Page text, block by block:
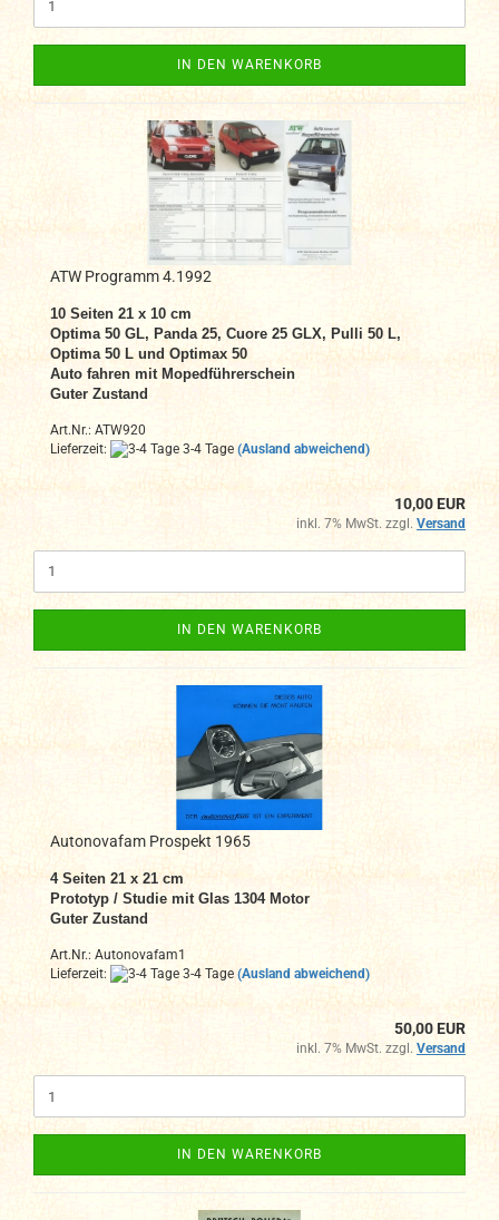
IN DEN WARENKORB
ATW Programm 4.1992
10 Seiten 21 x 10 cm
Optima 50 GL, Panda 25, Cuore 25 GLX, Pulli 50 L,
Optima 50 L und Optimax 50
Auto fahren mit Mopedführerschein
Guter Zustand
Art.Nr.: ATW920
Lieferzeit:
3-4 Tage (Ausland abweichend)
10,00 EUR
inkl. 7% MwSt. zzgl. Versand
IN DEN WARENKORB
Autonovafam Prospekt 1965
4 Seiten 21 x 21 cm
Prototyp / Studie mit Glas 1304 Motor
Guter Zustand
Art.Nr.: Autonovafam1
Lieferzeit:
3-4 Tage (Ausland abweichend)
50,00 EUR
inkl. 7% MwSt. zzgl. Versand
IN DEN WARENKORB